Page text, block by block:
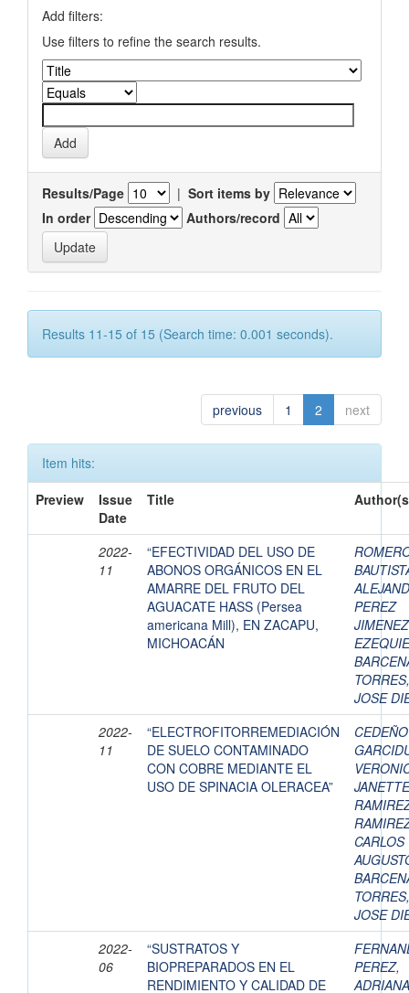
Add filters:
Use filters to refine the search results.
Results/Page | Sort items by
In order
Authors/record
Results 11-15 of 15 (Search time: 0.001 seconds).
previous 1 2 next
Item hits:
Preview
Issue
Date
Title
2022-
11
“EFECTIVIDAD DEL USO DE
ABONOS ORGÁNICOS EN EL
AMARRE DEL FRUTO DEL
AGUACATE HASS (Persea
americana Mill), EN ZACAPU,
MICHOACÁN
PEREZ
TORRES,
JOSE
2022-
11
“ELECTROFITORREMEDIACIÓN
DE SUELO CONTAMINADO
CON COBRE MEDIANTE EL
USO DE SPINACIA OLERACEA”
CEDEÑO
JANETTE
CARLOS
TORRES,
JOSE
2022-
06
“SUSTRATOS Y
BIOPREPARADOS EN EL
RENDIMIENTO Y CALIDAD DE
PEREZ,
ADRIANA